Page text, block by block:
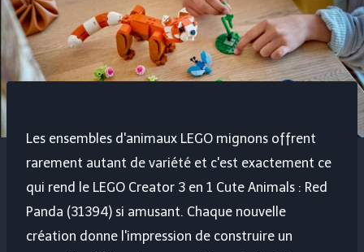
Les ensembles d'animaux LEGO mignons offrent
rarement autant de variété et c'est exactement ce
qui rend le LEGO Creator 3 en 1 Cute Animals : Red
Panda (31394) si amusant. Chaque nouvelle
création donne l'impression de construire un